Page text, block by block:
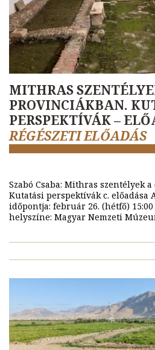
MITHRAS
PROVINCIÁKBAN.
PERSPEKTÍVÁK –
RÉGÉSZETI ELŐADÁS
Szabó Csaba: Mithras szentélyek
Kutatási perspektívák c. előadása
időpontja: február 26. (hétfő) 15:00
helyszíne: Magyar Nemzeti